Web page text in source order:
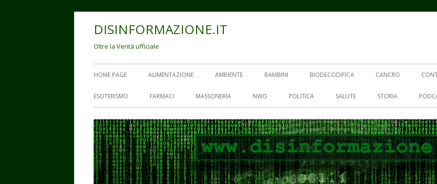
DISINFORMAZIONE.IT
Oltre la Verità ufficiale
Menu
principale
HOME PAGE ALIMENTAZIONE AMBIENTE BAMBINI BIODECODIFICA CANCRO
ESOTERISMO FARMACI MASSONERIA NWO POLITICA SALUTE STORIA